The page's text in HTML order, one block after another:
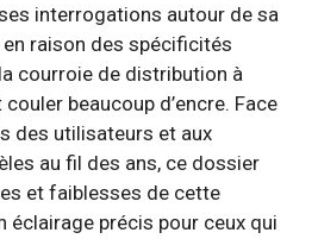
interrogations autour de sa
raison des spécificités
courroie de distribution à
beaucoup d’encre. Face
des utilisateurs et aux
au fil des ans, ce dossier
et faiblesses de cette
éclairage précis pour ceux qui